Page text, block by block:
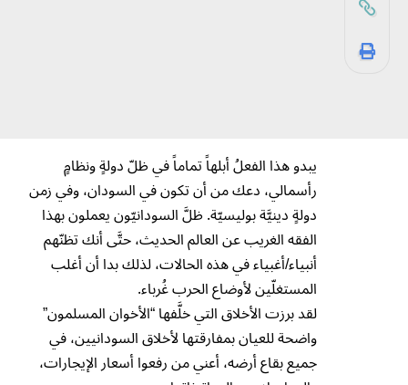
يبدو هذا الفعلُ أبلهاً تماماً في ظلّ دولةٍ ونظامٍ
رأسمالي، دعك من أن تكون في السودان، وفي زمن
دولةٍ دينيَّة بوليسيّة. ظلَّ السودانيّون يعملون بهذا
الفقه الغريب عن العالم الحديث، حتَّى أنك تظنّهم
أنبياء/أغبياء في هذه الحالات، لذلك بدا أن أغلب
المستغلّين لأوضاع الحرب غُرباء.
لقد برزت الأخلاق التي خلَّفها “الأخوان المسلمون”
واضحة للعيان بمفارقتها لأخلاق السودانيين، في
جميع بقاع أرضه، أعني من رفعوا أسعار الإيجارات،